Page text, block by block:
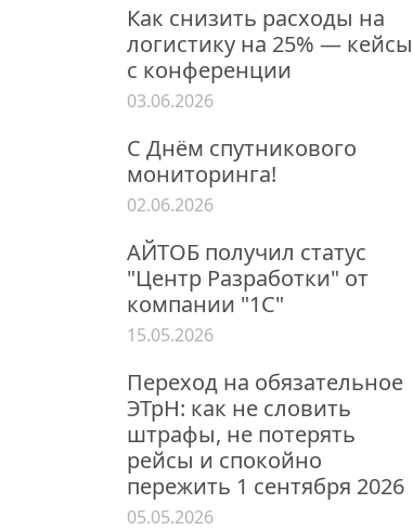
Как снизить расходы на
логистику на 25% — кейсы
с конференции
03.06.2026
С Днём спутникового
мониторинга!
02.06.2026
АЙТОБ получил статус
"Центр Разработки" от
компании "1С"
15.05.2026
Переход на обязательное
ЭТрН: как не словить
штрафы, не потерять
рейсы и спокойно
пережить 1 сентября 2026
05.05.2026